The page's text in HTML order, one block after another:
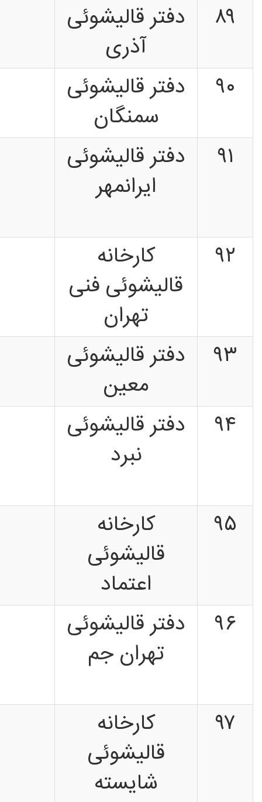
۸۹
دفتر قالیشوئی
آذری
۹۰
دفتر قالیشوئی
سمنگان
۹۱
دفتر قالیشوئی
ایرانمهر
۹۲
کارخانه
قالیشوئی فنی
تهران
۹۳
دفتر قالیشوئی
معین
۹۴
دفتر قالیشوئی
نبرد
۹۵
کارخانه
قالیشوئی
اعتماد
۹۶
دفتر قالیشوئی
تهران جم
۹۷
کارخانه
قالیشوئی
شایسته